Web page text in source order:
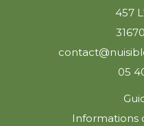
457
05
Informations